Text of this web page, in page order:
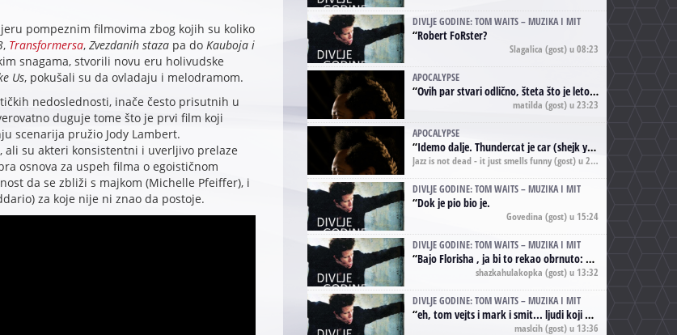
pompeznim filmovima zbog kojih su koliko
, Transformersa, Zvezdanih stazapa do Kauboja i
snagama, stvorili novu eru holivudske
Us, pokušali su da ovladaju i melodramom.
nedoslednosti, inače često prisutnih u
duguje tome što je prvi film koji
scenarija pružio Jody Lambert.
ali su akteri konsistentni i uverljivo prelaze
osnova za uspeh filma o egoističnom
da se zbliži s majkom (Michelle Pfeiffer), i
za koje nije ni znao da postoje.
DIVLJE GODINE: TOM WAITS – MUZIKA I MIT
“Robert FoRster?
Slagalica (gost) u 08:23
APOCALYPSE
“Ovih par stvari odlično, šteta što je leto pri kraju, a kaput koji te vervoatno podseća na pirotski ćilim je iz tradicije Navaho indijanaca ;)
matilda (gost) u 23:23
APOCALYPSE
“Idemo dalje. Thundercat je car (shejk yerbuti )!
Jazz is not dead - it just smells funny(gost) u 20:11
DIVLJE GODINE: TOM WAITS – MUZIKA I MIT
“Dok je pio bio je.
Govedina (gost) u 15:24
DIVLJE GODINE: TOM WAITS – MUZIKA I MIT
“Bajo Florisha , ja bi to rekao obrnuto: Beefheart je za Waitsa, isto sto i Hendrix za Lenny Kravitza
shazkahulakopka (gost) u 13:32
DIVLJE GODINE: TOM WAITS – MUZIKA I MIT
“eh, tom vejts i mark i smit... ljudi koji bi muzici više doprineli da su radili kao vozači tramvaja u gsp-u.
maslcih(gost) u 13:36